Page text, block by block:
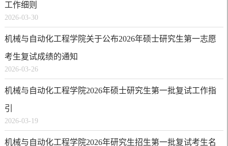
工作细则
2026-03-30
机械与自动化工程学院关于公布2026年硕士研究生第一志愿
考生复试成绩的通知
2026-03-26
机械与自动化工程学院2026年硕士研究生第一批复试工作指
引
2026-03-19
机械与自动化工程学院2026年研究生招生第一批复试考生名